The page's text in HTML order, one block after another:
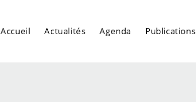
Accueil Actualités Agenda Publications